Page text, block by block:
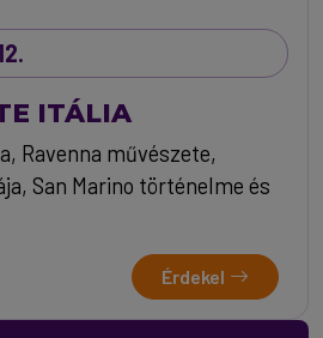
ITÁLIA
Ravenna művészete,
San Marino történelme és
Érdekel